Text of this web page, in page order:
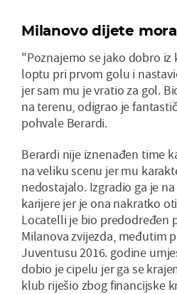
Milanovo dijete
"Poznajemo se jako dobro iz
loptu pri prvom golu i
jer sam mu je vratio za gol.
na terenu, odigrao je
pohvale Berardi.
Berardi nije iznenađen time
na veliku scenu jer mu
nedostajalo. Izgradio ga je
karijere jer je ona nakratko
Locatelli je bio predodređen
Milanova zvijezda, međutim
Juventusu 2016. godine
dobio je cipelu jer ga se
klub riješio zbog financijske